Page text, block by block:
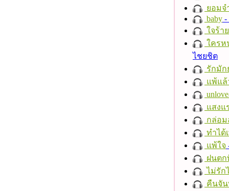
ยอม
baby -
ใจร้าย
ใครห
ไชยชิต
รักมัก
แพ้แล้
แสงแ
กล่อม
ทำได้
แพ้ใจ
ฝนตก
ไม่รัก
คืนจั